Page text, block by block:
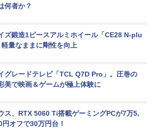
何者か？
ズ鍛造1ピースアルミホイール「CE28 N-plu
量なままに剛性を向上
グレードテレビ「TCL Q7D Pro」。圧巻の
美で映画＆ゲームが極上体験に
ス、RTX 5060 Ti搭載ゲーミングPCが7万5,
円オフで30万円台！